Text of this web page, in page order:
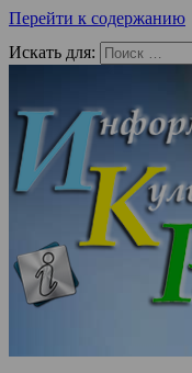
Перейти к содержанию
Искать для: